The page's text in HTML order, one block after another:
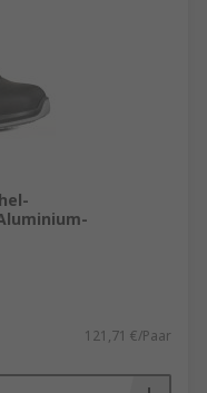
121,71 €/Paar